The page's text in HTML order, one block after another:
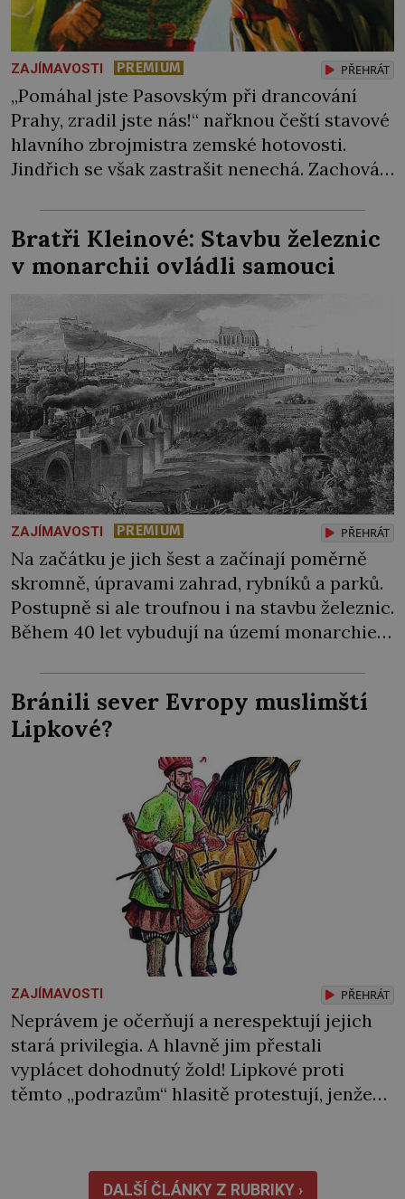
ZAJÍMAVOSTI PREMIUM PŘEHRÁT
„Pomáhal jste Pasovským při drancování
Prahy, zradil jste nás!“ nařknou čeští stavové
hlavního zbrojmistra zemské hotovosti.
Jindřich se však zastrašit nenechá. Zachová
cejchu zrádce se už nezbaví… Tři roky
stačily! Škola pro něj není. Jindřich Michal
Hýzrle z Chodů (1575–1665) se v ní nudí. 10letý
chlapec chce procestovat […]
Bratři Kleinové: Stavbu železnic
v monarchii ovládli samouci
ZAJÍMAVOSTI PREMIUM PŘEHRÁT
Na začátku je jich šest a začínají poměrně
skromně, úpravami zahrad, rybníků a parků.
Postupně si ale troufnou i na stavbu železnic.
Během 40 let vybudují na území monarchie
Ohromně na tom zbohatnou… Podnikavého
ducha zdědí bratři Kleinové po otci
Johannovi (1756–1835), který má malý statek
Bránili sever Evropy muslimští
Lipkové?
ZAJÍMAVOSTI PŘEHRÁT
Neprávem je očerňují a nerespektují jejich
stará privilegia. A hlavně jim přestali
vyplácet dohodnutý žold! Lipkové proti
těmto „podrazům“ hlasitě protestují, jenže
poslušnost a přeběhnou k Osmanům!
V Litvě se na počátku 15. století usazují první
DALŠÍ ČLÁNKY Z RUBRIKY ›